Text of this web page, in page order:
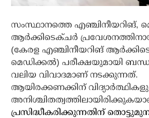
സംസ്ഥാനത്തെ എഞ്ചിനീയറിങ്,
ആർക്കിടെക്ചർ
(കേരള എഞ്ചിനീയറിങ്
മെഡിക്കൽ) പരീക്ഷയുമായി
വലിയ വിവാദമാണ് നടക്കുന്നത്.
ആയിരക്കണക്കിന്
പ്രസിദ്ധീകരിക്കുന്നതിന്